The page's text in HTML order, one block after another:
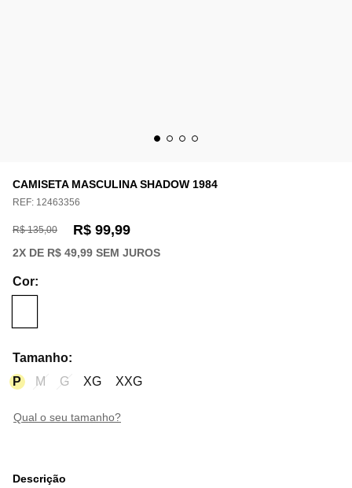
CAMISETA MASCULINA SHADOW 1984
REF: 12463356
R$ 135,00 R$ 99,99
2X DE R$ 49,99 SEM JUROS
Cor:
Tamanho:
P
M G XG XXG
qual o seu tamanho?
Descrição